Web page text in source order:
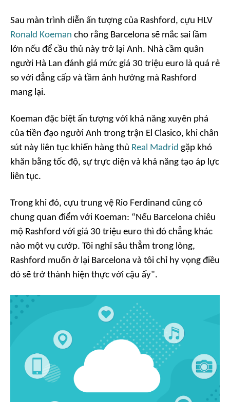
Sau màn trình diễn ấn tượng của Rashford, cựu HLV
Ronald Koeman cho rằng Barcelona sẽ mắc sai lầm
lớn nếu để cầu thủ này trở lại Anh. Nhà cầm quân
người Hà Lan đánh giá mức giá 30 triệu euro là quá rẻ
so với đẳng cấp và tầm ảnh hưởng mà Rashford
mang lại.
Koeman đặc biệt ấn tượng với khả năng xuyên phá
của tiền đạo người Anh trong trận El Clasico, khi chân
sút này liên tục khiến hàng thủ Real Madrid gặp khó
khăn bằng tốc độ, sự trực diện và khả năng tạo áp lực
liên tục.
Trong khi đó, cựu trung vệ Rio Ferdinand cũng có
chung quan điểm với Koeman: “Nếu Barcelona chiêu
mộ Rashford với giá 30 triệu euro thì đó chẳng khác
nào một vụ cướp. Tôi nghĩ sâu thẳm trong lòng,
Rashford muốn ở lại Barcelona và tôi chỉ hy vọng điều
đó sẽ trở thành hiện thực với cậu ấy".